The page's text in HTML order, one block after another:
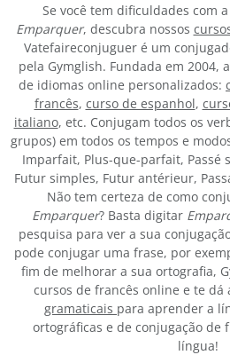
Se você tem dificuldades com
Emparquer, descubra nossos
Vatefaireconjuguer é um
pela Gymglish. Fundada em 2004,
de idiomas online personalizados:
francês, curso de espanhol,
italiano, etc. Conjugam todos os
grupos) em todos os tempos e
Imparfait, Plus-que-parfait, Passé
Futur simples, Futur antérieur,
Não tem certeza de como
Emparquer? Basta digitar
pesquisa para ver a sua
pode conjugar uma frase, por
fim de melhorar a sua ortografia,
cursos de francês online e te dá
gramaticais para aprender a
ortográficas e de conjugação de
língua!